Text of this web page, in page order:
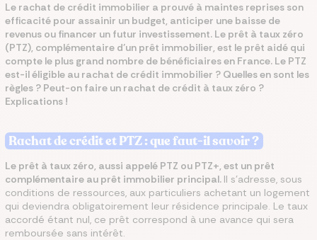
Le rachat de crédit immobilier a prouvé à maintes reprises son
efficacité pour assainir un budget, anticiper une baisse de
revenus ou financer un futur investissement. Le prêt à taux zéro
(PTZ), complémentaire d’un prêt immobilier, est le prêt aidé qui
compte le plus grand nombre de bénéficiaires en France. Le PTZ
est-il éligible au rachat de crédit immobilier ? Quelles en sont les
règles ? Peut-on faire un rachat de crédit à taux zéro ?
Explications !
Rachat de crédit et PTZ : que faut-il savoir ?
Le prêt à taux zéro, aussi appelé PTZ ou PTZ+, est un prêt
complémentaire au prêt immobilier principal. Il s’adresse, sous
conditions de ressources, aux particuliers achetant un logement
qui deviendra obligatoirement leur résidence principale. Le taux
accordé étant nul, ce prêt correspond à une avance qui sera
remboursée sans intérêt.